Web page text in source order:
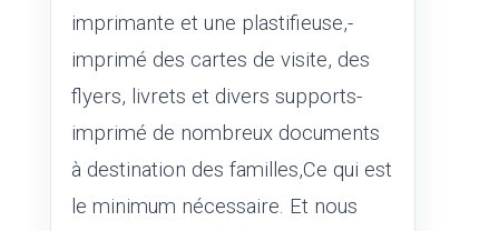
imprimante et une plastifieuse,-
imprimé des cartes de visite, des
flyers, livrets et divers supports-
imprimé de nombreux documents
à destination des familles,Ce qui est
le minimum nécessaire. Et nous